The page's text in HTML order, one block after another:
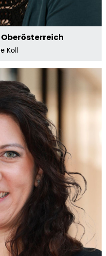
Koll
Salzburg
Kiraly
Salzburg